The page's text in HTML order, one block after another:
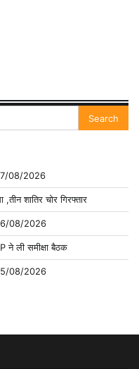
08/2026
शातिर चोर गिरफ्तार
08/2026
ने ली समीक्षा बैठक
08/2026